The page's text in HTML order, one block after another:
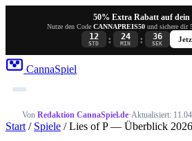
50% Extra Rabatt auf dein
Nutze den Code CANNAPREIS50 und sichere dir
12
STD : 24
MIN : 36
SEK
CannaSpiel
Von Redaktion CannaSpiel.de·Aktualisiert:
Start / Spiele / Lies of P — Überblick 2026